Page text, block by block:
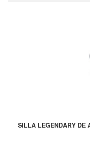
SILLA LEGENDARY DE